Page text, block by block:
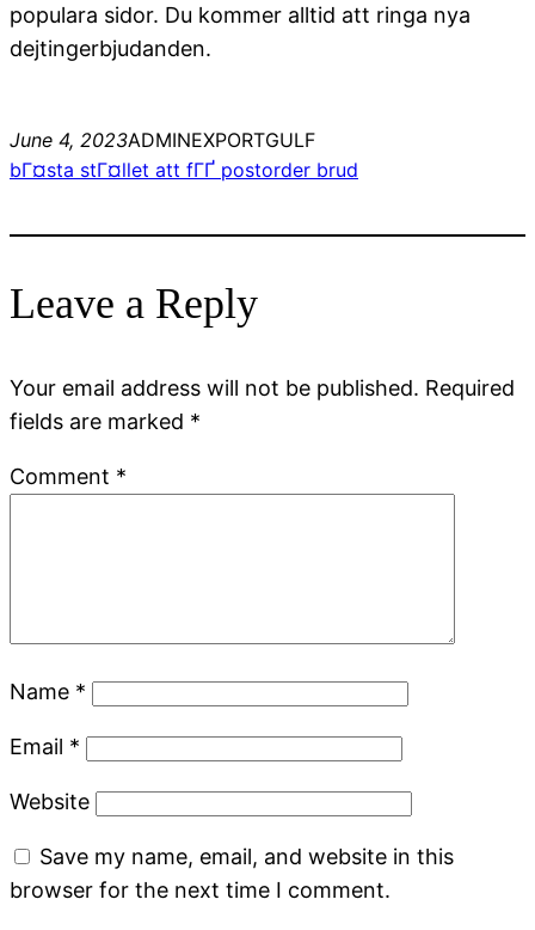
populara sidor. Du kommer alltid att ringa nya
dejtingerbjudanden.
June 4, 2023ADMINEXPORTGULF
bГ¤sta stГ¤llet att fГҐ postorder brud
Leave a Reply
Your email address will not be published. Required
fields are marked *
Comment *
Name *
Email *
Website
Save my name, email, and website in this
browser for the next time I comment.